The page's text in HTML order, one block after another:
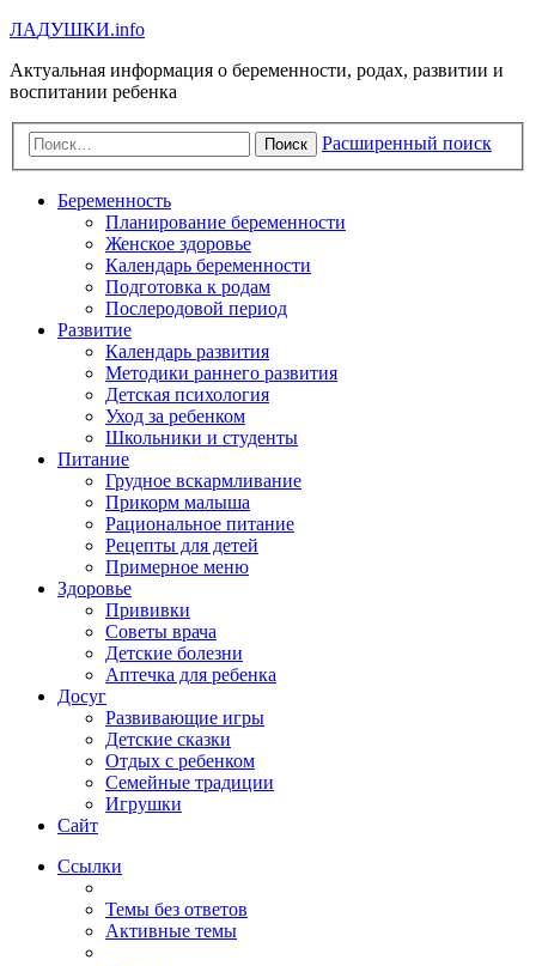
ЛАДУШКИ.info
Актуальная информация о беременности, родах, развитии и
воспитании ребенка
Поиск Расширенный поиск
Беременность
Планирование беременности
Женское здоровье
Календарь беременности
Подготовка к родам
Послеродовой период
Развитие
Календарь развития
Методики раннего развития
Детская психология
Уход за ребенком
Школьники и студенты
Питание
Грудное вскармливание
Прикорм малыша
Рациональное питание
Рецепты для детей
Примерное меню
Здоровье
Прививки
Советы врача
Детские болезни
Аптечка для ребенка
Досуг
Развивающие игры
Детские сказки
Отдых с ребенком
Семейные традиции
Игрушки
Сайт
Ссылки
Темы без ответов
Активные темы